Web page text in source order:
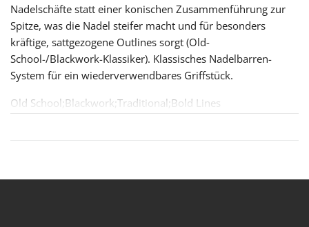
Nadelschäfte statt einer konischen Zusammenführung zur
Spitze, was die Nadel steifer macht und für besonders
kräftige, sattgezogene Outlines sorgt (Old-
School-/Blackwork-Klassiker). Klassisches Nadelbarren-
System für ein wiederverwendbares Griffstück.
Old School;Blackwork;Traditional;Bold Lines
Die Longbar Straight Round Liner Nadel mit 7 Nadeln in 0,35